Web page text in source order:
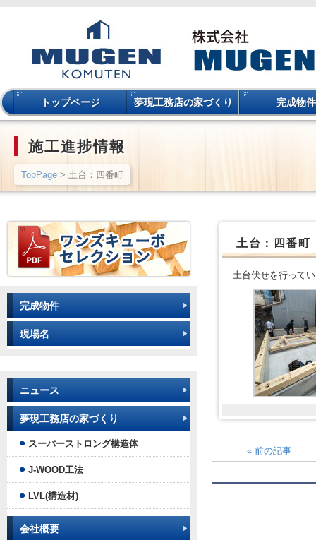
トップページ 夢現工務店の家づくり 完成物件
施工進捗情報
TopPage > 土台：四番町
土台：四番町
土台伏せを行って
« 前の記事
完成物件
現場名
ニュース
夢現工務店の家づくり
スーパーストロング構造体
J-WOOD工法
LVL(構造材)
会社概要